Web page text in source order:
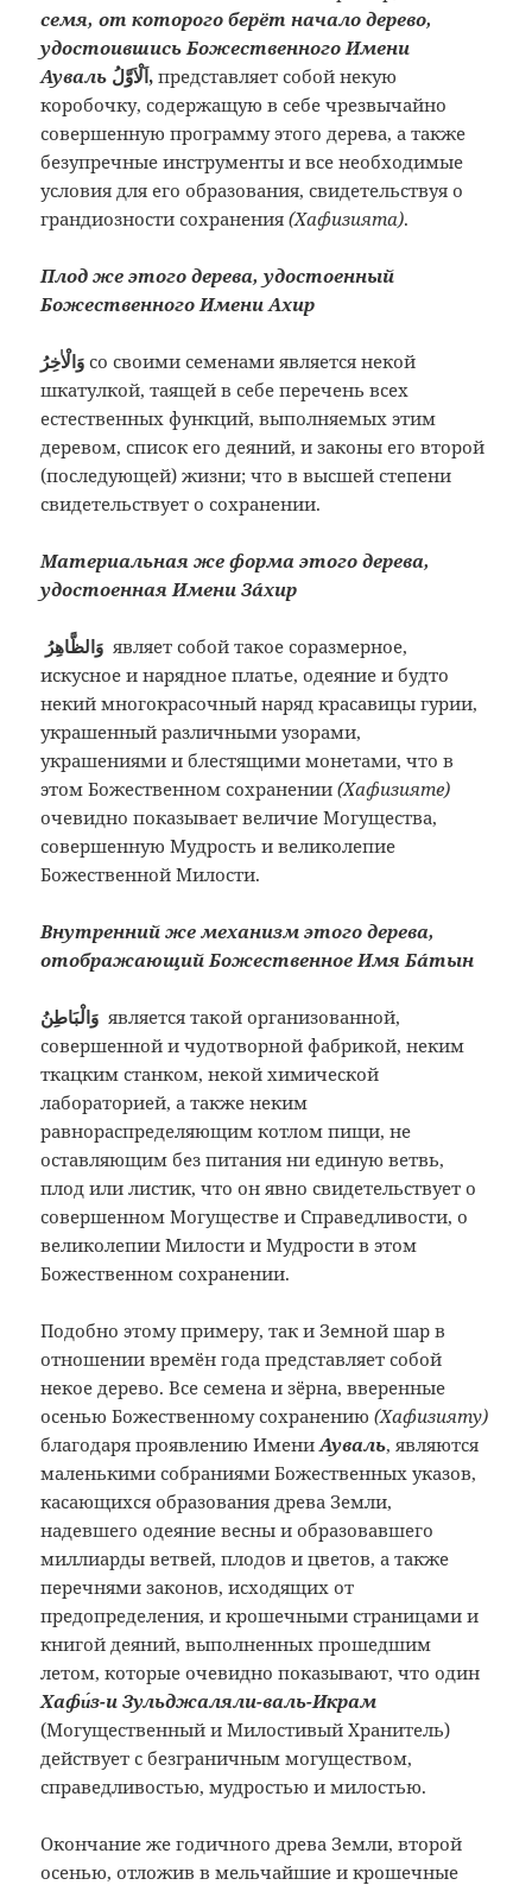
семя, от которого берёт начало дерево,
удостоившись Божественного Имени
Ауваль
اَلْاَوَّلُ,представляет собой некую
коробочку, содержащую в себе чрезвычайно
совершенную программу этого дерева, а также
безупречные инструменты и все необходимые
условия для его образования, свидетельствуя о
грандиозности сохранения(Хафизията).
Плод же этого дерева, удостоенный
Божественного Имени Ахир
وَالْاٰخِرُсо своими семенами является некой
шкатулкой, таящей в себе перечень всех
естественных функций, выполняемых этим
деревом, список его деяний, и законы его второй
(последующей) жизни; что в высшей степени
свидетельствует о сохранении.
Материальная же форма этого дерева,
удостоенная Имени Зáхир
وَالظَّاهِرُявляет собой такое соразмерное,
искусное и нарядное платье, одеяние и будто
некий многокрасочный наряд красавицы гурии,
украшенный различными узорами,
украшениями и блестящими монетами, что в
этом Божественном сохранении(Хафизияте)
очевидно показывает величие Могущества,
совершенную Мудрость и великолепие
Божественной Милости.
Внутренний же механизм этого дерева,
отображающий Божественное Имя Бáтын
وَالْبَاطِنُявляется такой организованной,
совершенной и чудотворной фабрикой, неким
ткацким станком, некой химической
лабораторией, а также неким
равнораспределяющим котлом пищи, не
оставляющим без питания ни единую ветвь,
плод или листик, что он явно свидетельствует о
совершенном Могуществе и Справедливости, о
великолепии Милости и Мудрости в этом
Божественном сохранении.
Подобно этому примеру, так и Земной шар в
отношении времён года представляет собой
некое дерево. Все семена и зёрна, вверенные
осенью Божественному сохранению(Хафизияту)
благодаря проявлению ИмениАуваль, являются
маленькими собраниями Божественных указов,
касающихся образования древа Земли,
надевшего одеяние весны и образовавшего
миллиарды ветвей, плодов и цветов, а также
перечнями законов, исходящих от
предопределения, и крошечными страницами и
книгой деяний, выполненных прошедшим
летом, которые очевидно показывают, что один
Хафи́з-и Зульджаляли-валь-Икрам
(Могущественный и Милостивый Хранитель)
действует с безграничным могуществом,
справедливостью, мудростью и милостью.
Окончание же годичного древа Земли, второй
осенью, отложив в мельчайшие и крошечные